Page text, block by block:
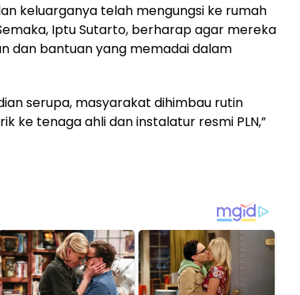
keluarganya telah mengungsi ke rumah
Iptu Sutarto, berharap agar mereka
dan bantuan yang memadai dalam
serupa, masyarakat dihimbau rutin
ke tenaga ahli dan instalatur resmi PLN,”